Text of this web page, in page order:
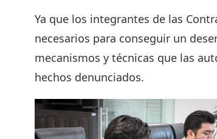
Ya que los integrantes de las
necesarios para conseguir un
mecanismos y técnicas que las
hechos denunciados.